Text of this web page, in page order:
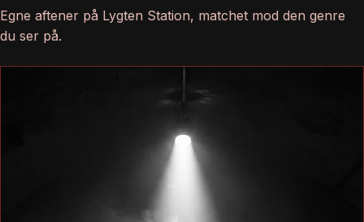
Egne aftener på Lygten Station, matchet mod den genre
du ser på.